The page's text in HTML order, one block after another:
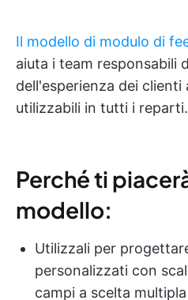
Il modello di modulo di
aiuta i team responsabili
dell'esperienza dei
utilizzabili in tutti i reparti.
Perché ti
modello:
Utilizzali per
personalizzati con
campi a scelta